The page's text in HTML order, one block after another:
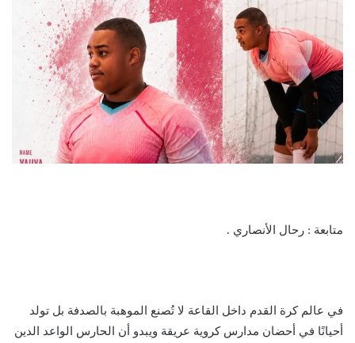
متابعة : رحال الأنصاري .
في عالم كرة القدم داخل القاعة لا تُصنع الموهبة بالصدفة بل تولد
أحيانًا في أحضان مدارس كروية عريقة ويبدو أن الحارس الواعد الدين